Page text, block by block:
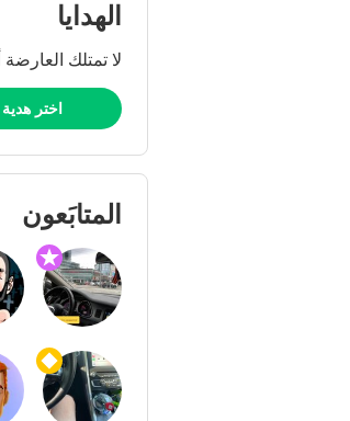
الهدايا
لا تمتلك العارضة
اختر هدية
المتابَعون